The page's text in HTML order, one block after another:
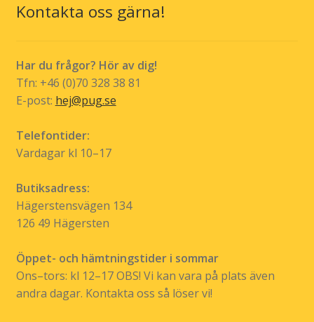
Kontakta oss gärna!
Har du frågor? Hör av dig!
Tfn: +46 (0)70 328 38 81
E-post: hej@pug.se
Telefontider:
Vardagar kl 10–17
Butiksadress:
Hägerstensvägen 134
126 49 Hägersten
Öppet- och hämtningstider i sommar
Ons–tors: kl 12–17 OBS! Vi kan vara på plats även
andra dagar. Kontakta oss så löser vi!